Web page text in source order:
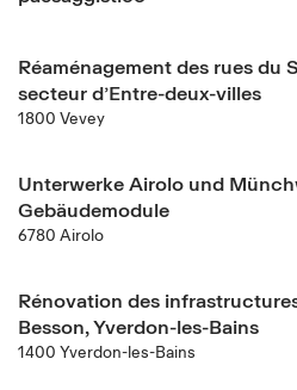
Réaménagement des rues du
secteur d’Entre-deux-villes
1800 Vevey
Unterwerke Airolo und
Gebäudemodule
6780 Airolo
Rénovation des
Besson, Yverdon-les-Bains
1400 Yverdon-les-Bains